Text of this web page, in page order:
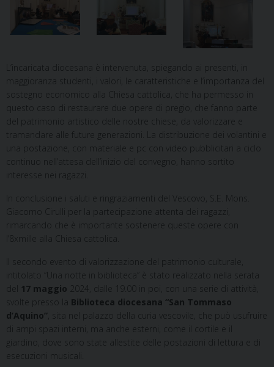
L’incaricata diocesana è intervenuta, spiegando ai presenti, in
maggioranza studenti, i valori, le caratteristiche e l’importanza del
sostegno economico alla Chiesa cattolica, che ha permesso in
questo caso di restaurare due opere di pregio, che fanno parte
del patrimonio artistico delle nostre chiese, da valorizzare e
tramandare alle future generazioni. La distribuzione dei volantini e
una postazione, con materiale e pc con video pubblicitari a ciclo
continuo nell’attesa dell’inizio del convegno, hanno sortito
interesse nei ragazzi.
In conclusione i saluti e ringraziamenti del Vescovo, S.E. Mons.
Giacomo Cirulli per la partecipazione attenta dei ragazzi,
rimarcando che è importante sostenere queste opere con
l’8xmille alla Chiesa cattolica.
Il secondo evento di valorizzazione del patrimonio culturale,
intitolato “Una notte in biblioteca” è stato realizzato nella serata
del
17 maggio 2024, dalle 19.00 in poi, con una serie di attività,
svolte presso la Biblioteca diocesana “San Tommaso
d’Aquino” , sita nel palazzo della curia vescovile, che può usufruire
di ampi spazi interni, ma anche esterni, come il cortile e il
giardino, dove sono state allestite delle postazioni di lettura e di
esecuzioni musicali.